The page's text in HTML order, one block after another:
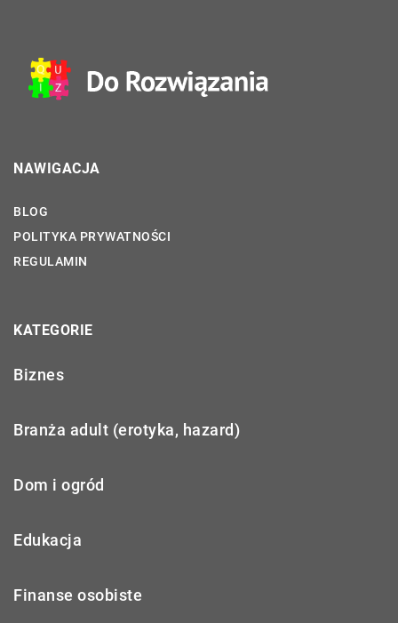
NAWIGACJA
BLOG
POLITYKA PRYWATNOŚCI
REGULAMIN
KATEGORIE
Biznes
Branża adult (erotyka, hazard)
Dom i ogród
Edukacja
Finanse osobiste